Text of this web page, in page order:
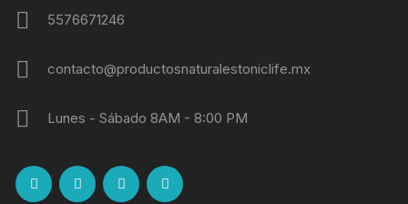
5576671246
contacto@productosnaturalestoniclife.mx
Lunes - Sábado 8AM - 8:00 PM